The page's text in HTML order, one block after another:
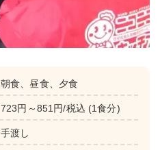
朝食、昼食、夕食
723円～851円/税込 (1食分)
手渡し